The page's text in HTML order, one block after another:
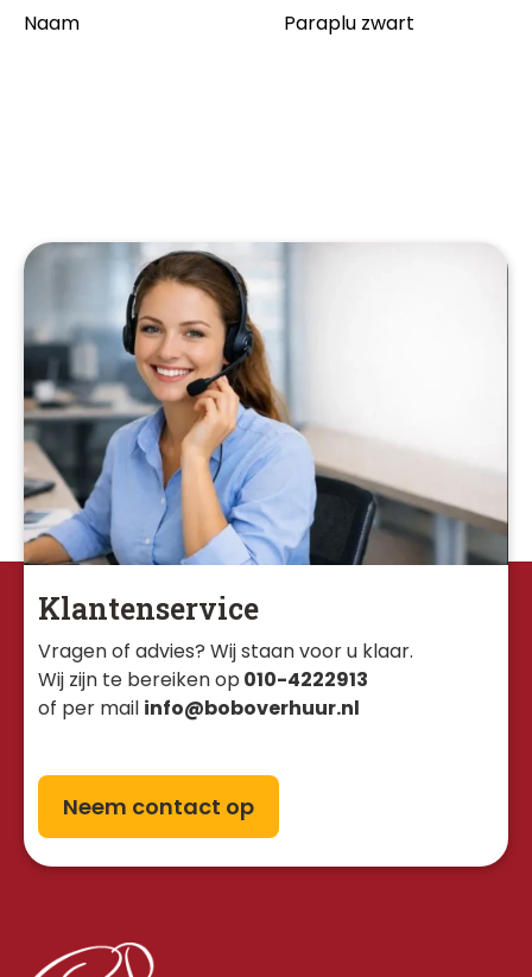
Naam
Paraplu zwart
Klantenservice
Vragen of advies? Wij staan voor u klaar.
Wij zijn te bereiken op 010-4222913
of per mail info@boboverhuur.nl
Neem contact op